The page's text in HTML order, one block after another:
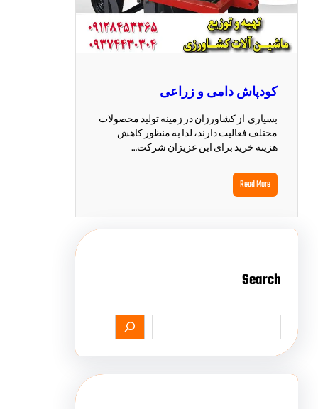
کودپاش دامی و زراعی
بسیاری از کشاورزان در زمینه تولید محصولات
مختلف فعالیت دارند، لذا به منظور کاهش
هزینه خرید برای این عزیزان شرکت…
Read More
Search